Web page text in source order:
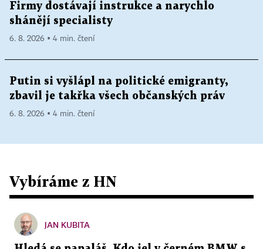
Firmy dostávají instrukce a narychlo
shánějí specialisty
6. 8. 2026 ▪ 4 min. čtení
Putin si vyšlápl na politické emigranty,
zbavil je takřka všech občanských práv
6. 8. 2026 ▪ 4 min. čtení
Vybíráme z HN
JAN KUBITA